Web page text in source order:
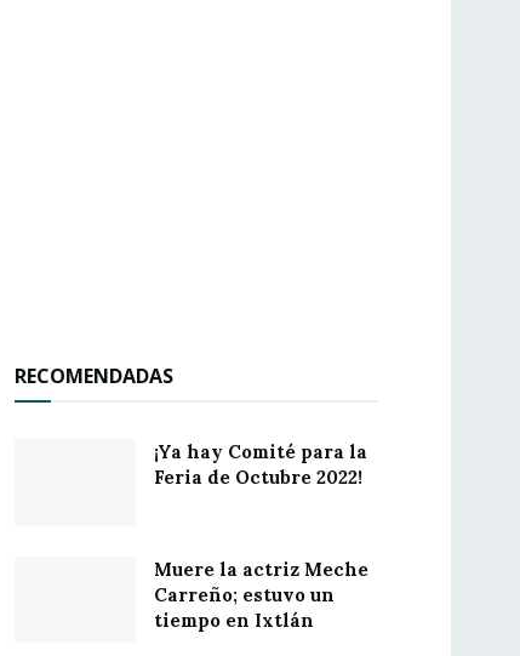
RECOMENDADAS
¡Ya hay Comité para la
Feria de Octubre 2022!
Muere la actriz Meche
Carreño; estuvo un
tiempo en Ixtlán